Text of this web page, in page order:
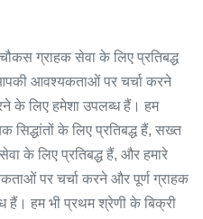
ग्राहक सेवा के लिए प्रतिबद्ध
आवश्यकताओं पर चर्चा करने
के लिए हमेशा उपलब्ध हैं। हम
सिद्धांतों के लिए प्रतिबद्ध हैं, सख्त
के लिए प्रतिबद्ध हैं, और हमारे
पर चर्चा करने और पूर्ण ग्राहक
हैं। हम भी प्रथम श्रेणी के बिक्री